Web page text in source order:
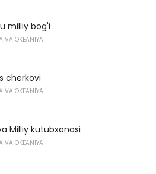
milliy bog'i
VA OKEANIYA
cherkovi
VA OKEANIYA
Milliy kutubxonasi
VA OKEANIYA